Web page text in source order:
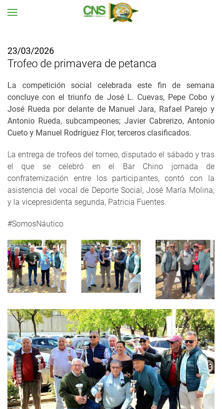
23/03/2026
Trofeo de primavera de petanca
La competición social celebrada este fin de semana
concluye con el triunfo de José L. Cuevas, Pepe Cobo y
José Rueda por delante de Manuel Jara, Rafael Parejo y
Antonio Rueda, subcampeones; Javier Cabrerizo, Antonio
Cueto y Manuel Rodríguez Flor, terceros clasificados.
La entrega de trofeos del torneo, disputado el sábado y tras
el que se celebró en el Bar Chino jornada de
confraternización entre los participantes, contó con la
asistencia del vocal de Deporte Social, José María Molina;
y la vicepresidenta segunda, Patricia Fuentes.
#SomosNáutico